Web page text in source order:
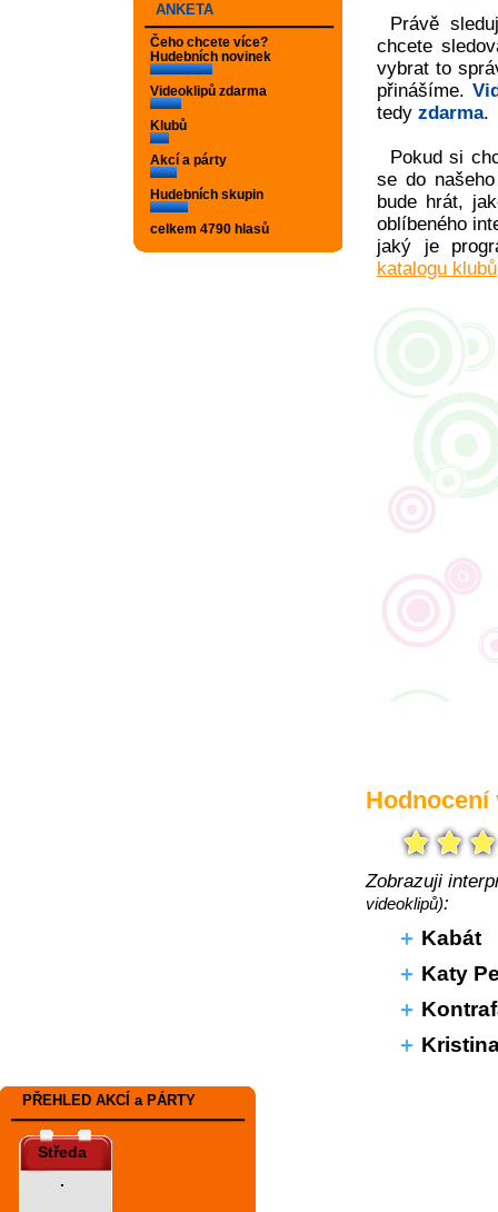
ANKETA
Čeho chcete více?
Hudebních novinek
Videoklipů zdarma
Klubů
Akcí a párty
Hudebních skupin
celkem 4790 hlasů
Právě
chcete
vybrat to
přinášíme.
tedy zdarma.
Pokud si
se do
bude hrát,
oblíbeného
jaký je
katalogu klubů
Hodnocení
Zobrazuji
videoklipů):
Kabát
Katy
PŘEHLED AKCÍ a PÁRTY
Středa
.